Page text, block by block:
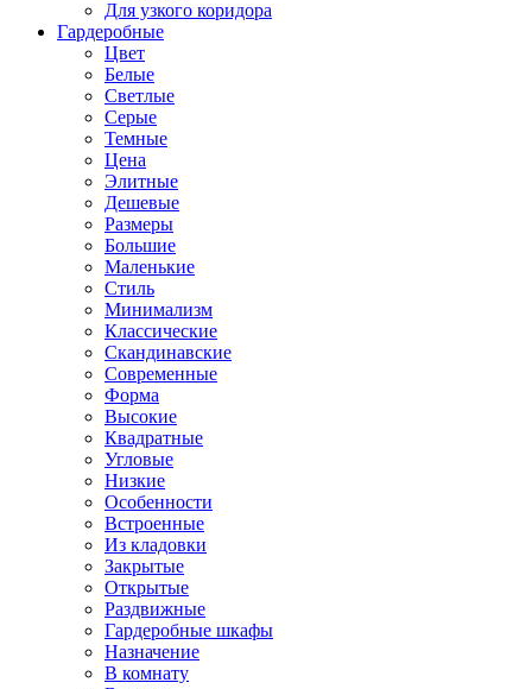
Для узкого коридора
Гардеробные
Цвет
Белые
Светлые
Серые
Темные
Цена
Элитные
Дешевые
Размеры
Большие
Маленькие
Стиль
Минимализм
Классические
Скандинавские
Современные
Форма
Высокие
Квадратные
Угловые
Низкие
Особенности
Встроенные
Из кладовки
Закрытые
Открытые
Раздвижные
Гардеробные шкафы
Назначение
В комнату